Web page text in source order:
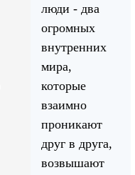
люди - два
огромных
внутренних
мира,
которые
взаимно
проникают
друг в друга,
возвышают